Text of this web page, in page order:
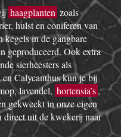
haagplanten zoals
hulst en coniferen van
kegels in de gangbare
geproduceerd. Ook extra
sierheesters als
Calycanthus kun je bij
lavendel, hortensia’s,
gekweekt in onze eigen
uit de kwekerij naar